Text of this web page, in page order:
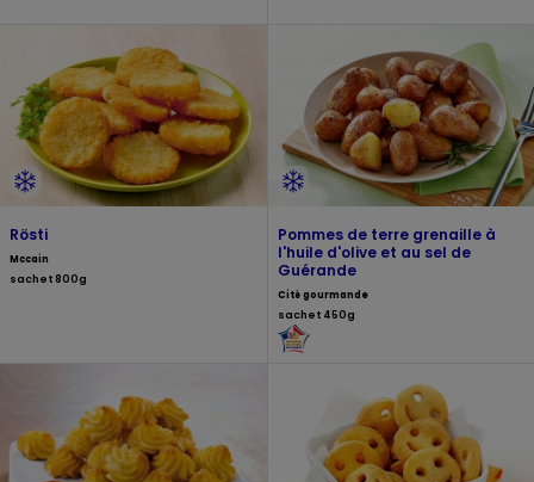
Rösti
Mccain
sachet 800g
Pommes de terre grenaille à
l'huile d'olive et au sel de
Guérande
Cité gourmande
sachet 450g